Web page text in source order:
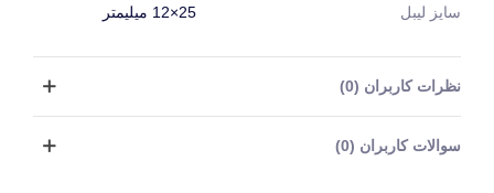
سایز لیبل 25×12 میلیمتر
نظرات کاربران (0)
سوالات کاربران (0)